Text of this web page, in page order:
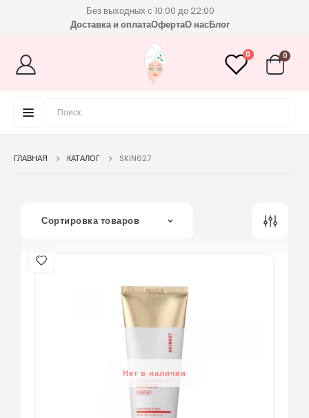
Без выходных с 10:00 до 22:00
Доставка и оплатаОфертаО насБлог
0 0
ГЛАВНАЯ КАТАЛОГ SKIN627
Сортировка товаров
Нет в наличии